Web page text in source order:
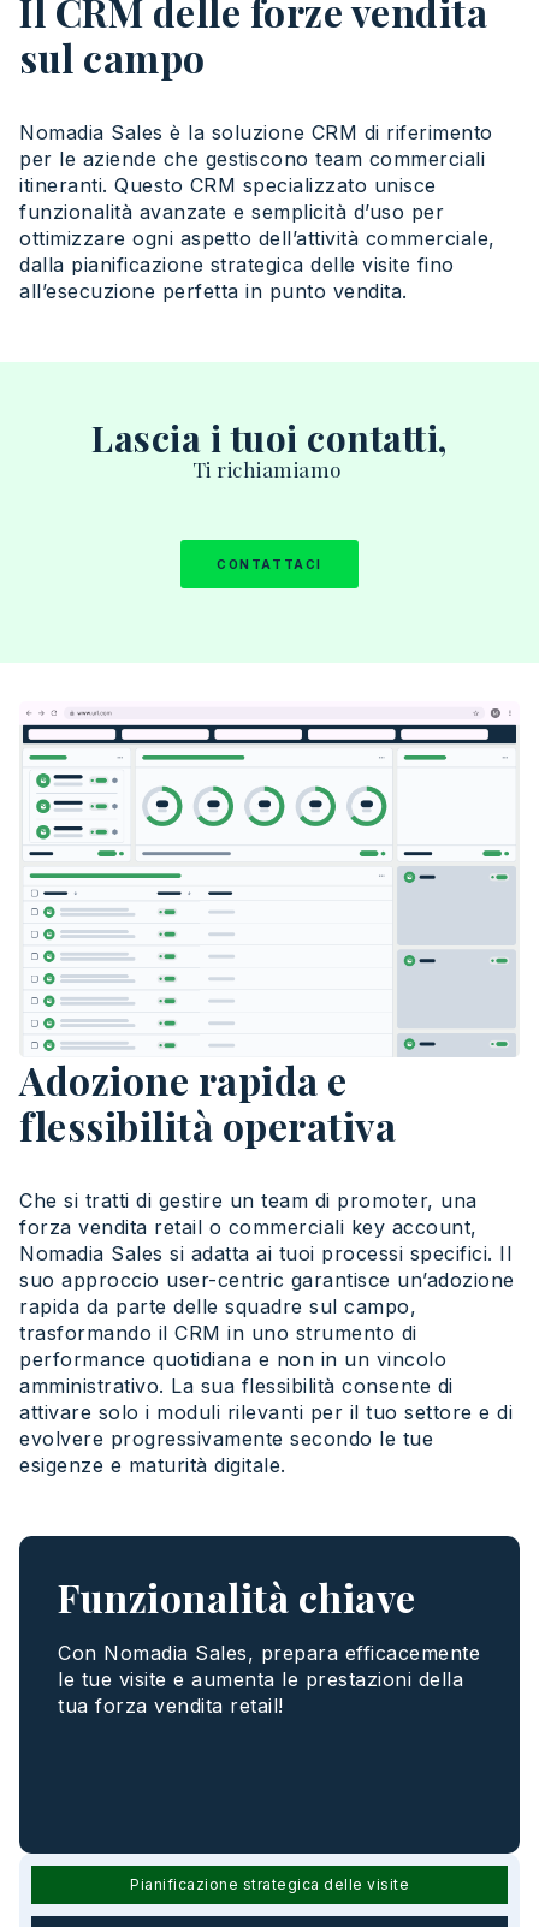
Il CRM delle forze vendita
sul campo
Nomadia Sales è la soluzione CRM di riferimento
per le aziende che gestiscono team commerciali
itineranti. Questo CRM specializzato unisce
funzionalità avanzate e semplicità d’uso per
ottimizzare ogni aspetto dell’attività commerciale,
dalla pianificazione strategica delle visite fino
all’esecuzione perfetta in punto vendita.
Lascia i tuoi contatti,
Ti richiamiamo
CONTATTACI
Adozione rapida e
flessibilità operativa
Che si tratti di gestire un team di promoter, una
forza vendita retail o commerciali key account,
Nomadia Sales si adatta ai tuoi processi specifici. Il
suo approccio user-centric garantisce un’adozione
rapida da parte delle squadre sul campo,
trasformando il CRM in uno strumento di
performance quotidiana e non in un vincolo
amministrativo. La sua flessibilità consente di
attivare solo i moduli rilevanti per il tuo settore e di
evolvere progressivamente secondo le tue
esigenze e maturità digitale.
Funzionalità chiave
Con Nomadia Sales, prepara efficacemente
le tue visite e aumenta le prestazioni della
tua forza vendita retail!
Pianificazione strategica delle visite